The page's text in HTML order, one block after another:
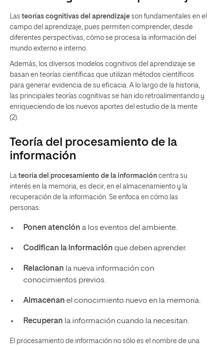
Las teorías cognitivas del aprendizaje son fundamentales en el
campo del aprendizaje, pues permiten comprender, desde
diferentes perspectivas, cómo se procesa la información del
mundo externo e interno.
Además, los diversos modelos cognitivos del aprendizaje se
basan en teorías científicas que utilizan métodos científicos
para generar evidencia de su eficacia. A lo largo de la historia,
las principales teorías cognitivas se han ido retroalimentando y
enriqueciendo de los nuevos aportes del estudio de la mente
(2).
Teoría del procesamiento de la
información
La teoría del procesamiento de la información centra su
interés en la memoria, es decir, en el almacenamiento y la
recuperación de la información. Se enfoca en cómo las
personas:
Ponen atención a los eventos del ambiente.
Codifican la información que deben aprender.
Relacionan la nueva información con
conocimientos previos.
Almacenan el conocimiento nuevo en la memoria.
Recuperan la información cuando la necesitan.
El procesamiento de información no sólo es el nombre de una